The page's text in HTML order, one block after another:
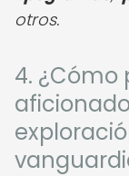
otros.
4. ¿Cómo